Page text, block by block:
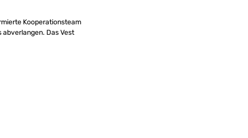
Kooperationsteam
Das Vest